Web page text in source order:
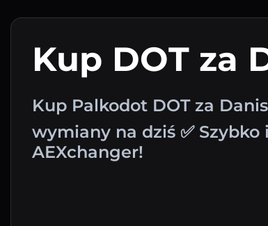
Kup DOT za
Kup Palkodot DOT za
wymiany na dziś ✅ Szybko
AEXchanger!